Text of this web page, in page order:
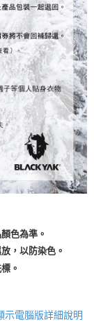
色為準。
，以防染色。
。
示電腦版詳細說明